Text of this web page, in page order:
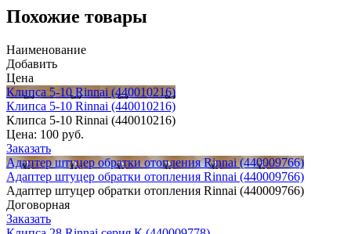
Похожие товары
Наименование
Добавить
Цена
Клипса 5-10 Rinnai (440010216)
Клипса 5-10 Rinnai (440010216)
Клипса 5-10 Rinnai (440010216)
Цена: 100 руб.
Заказать
Адаптер штуцер обратки отопления Rinnai (440009766)
Адаптер штуцер обратки отопления Rinnai (440009766)
Адаптер штуцер обратки отопления Rinnai (440009766)
Договорная
Заказать